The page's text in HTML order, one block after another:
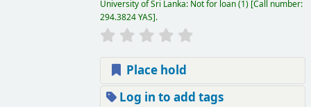
University of Sri Lanka: Not for loan(1) Call number:
294.3824 YAS .
Place hold
Log in to add tags